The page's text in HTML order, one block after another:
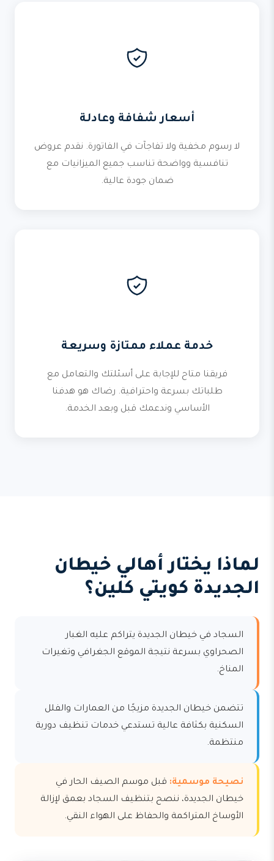
أسعار شفافة وعادلة
لا رسوم مخفية ولا تفاجآت في الفاتورة. نقدم عروض
تنافسية وواضحة تناسب جميع الميزانيات مع
ضمان جودة عالية.
خدمة عملاء ممتازة وسريعة
فريقنا متاح للإجابة على أسئلتك والتعامل مع
طلباتك بسرعة واحترافية. رضاك هو هدفنا
الأساسي وندعمك قبل وبعد الخدمة.
لماذا يختار أهالي خيطان
الجديدة كويتي كلين؟
السجاد في خيطان الجديدة يتراكم عليه الغبار
الصحراوي بسرعة نتيجة الموقع الجغرافي وتغيرات
المناخ.
تتضمن خيطان الجديدة مزيجًا من العمارات والفلل
السكنية بكثافة عالية تستدعي خدمات تنظيف دورية
منتظمة.
نصيحة موسمية: قبل موسم الصيف الحار في
خيطان الجديدة، ننصح بتنظيف السجاد بعمق لإزالة
الأوساخ المتراكمة والحفاظ على الهواء النقي.